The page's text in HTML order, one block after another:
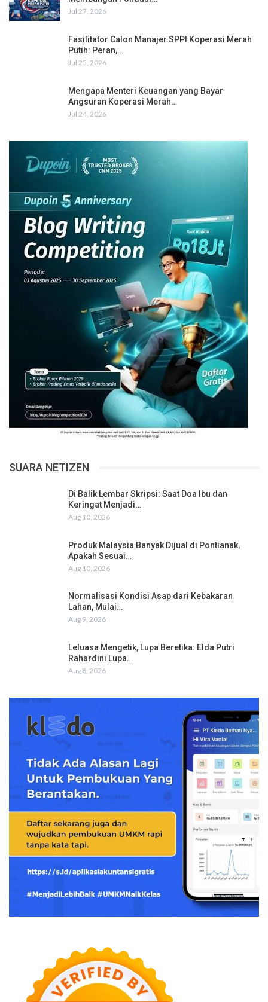
Jul 27, 2026
Fasilitator Calon Manajer SPPI Koperasi Merah
Putih: Peran,…
Jul 25, 2026
Mengapa Menteri Keuangan yang Bayar
Angsuran Koperasi Merah…
Jul 24, 2026
SUARA NETIZEN
Di Balik Lembar Skripsi: Saat Doa Ibu dan
Keringat Menjadi…
Aug 10, 2026
Produk Malaysia Banyak Dijual di Pontianak,
Apakah Sesuai…
Aug 10, 2026
Normalisasi Kondisi Asap dari Kebakaran
Lahan, Mulai…
Aug 9, 2026
Leluasa Mengetik, Lupa Beretika: Elda Putri
Rahardini Lupa…
Aug 8, 2026